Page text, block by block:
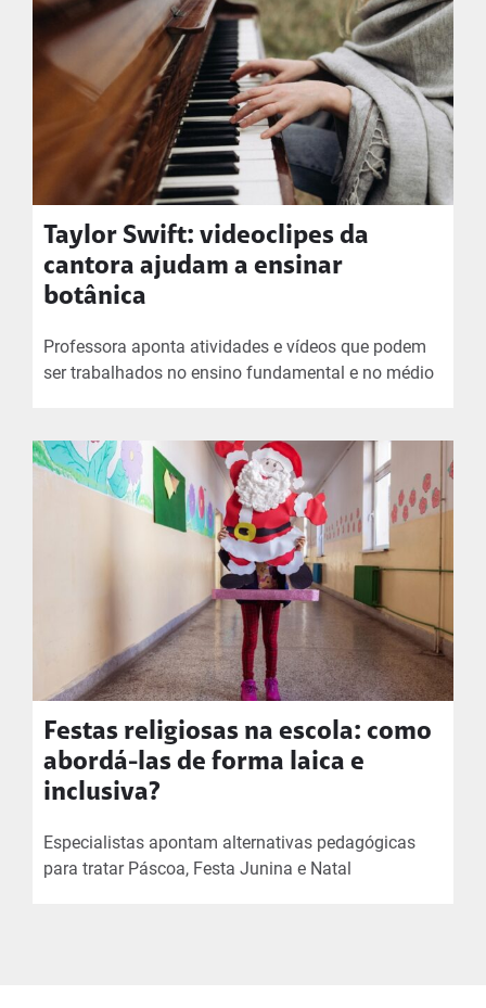
Taylor Swift: videoclipes da
cantora ajudam a ensinar
botânica
Professora aponta atividades e vídeos que podem
ser trabalhados no ensino fundamental e no médio
Festas religiosas na escola: como
abordá-las de forma laica e
inclusiva?
Especialistas apontam alternativas pedagógicas
para tratar Páscoa, Festa Junina e Natal